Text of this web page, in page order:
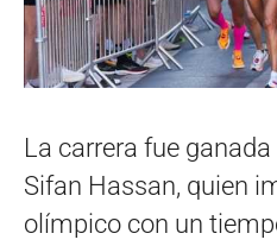
La carrera fue
Sifan Hassan, quien
olímpico con un